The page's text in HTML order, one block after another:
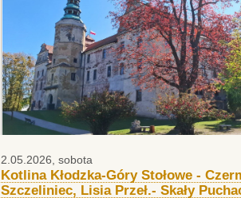
2.05.2026, sobota
Kotlina Kłodzka-Góry Stołowe -
Szczeliniec, Lisia Przeł.- Skały